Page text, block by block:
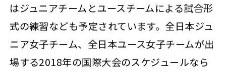
はジュニアチームとユースチームによる試合形
式の練習なども予定されています。全日本ジュ
ニア女子チーム、全日本ユース女子チームが出
場する2018年の国際大会のスケジュールなら